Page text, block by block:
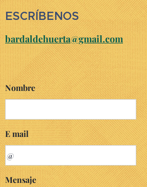
ESCRÍBENOS
bardaldehuerta@gmail.com
Nombre
E mail
Mensaje